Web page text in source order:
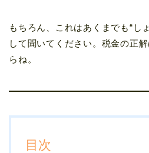
もちろん、これはあくまでも“し
して聞いてください。税金の正
らね。
目次